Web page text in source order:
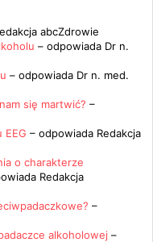
abcZdrowie
– odpowiada Dr n.
– odpowiada Dr n. med.
się martwić? –
– odpowiada Redakcja
o charakterze
Redakcja
–
alkoholowej –